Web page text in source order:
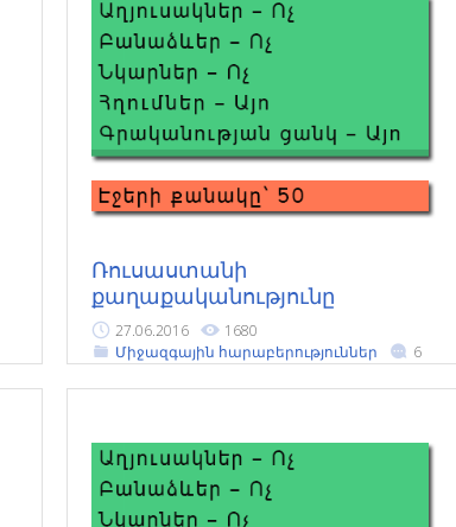
Ռուսաստանի
քաղաքականությունը
Հարավային Կովկասում 1991-
2000թթ.
27.06.2016
1680
Միջազգային հարաբերություններ
6